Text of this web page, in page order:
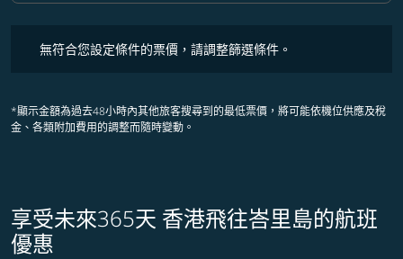
無符合您設定條件的票價，請調整篩選條件。
*顯示金額為過去48小時內其他旅客搜尋到的最低票價，將可能依機位供應及稅
金、各類附加費用的調整而隨時變動。
享受未來365天 香港飛往峇里島的航班
優惠